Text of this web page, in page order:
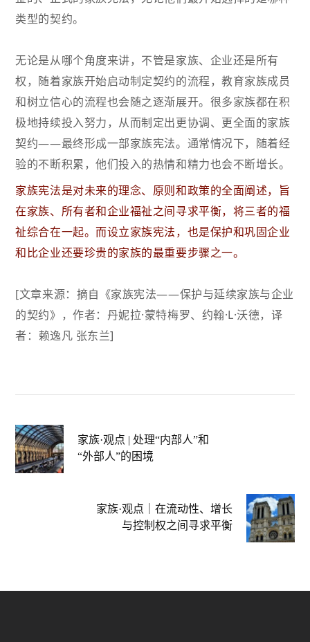
类型的契约。
无论是从哪个角度来讲，不管是家族、企业还是所有
权，随着家族开始启动制定契约的流程，教育家族成员
和树立信心的流程也会随之逐渐展开。很多家族都在积
极地持续投入努力，从而制定出更协调、更全面的家族
契约——最终形成一部家族宪法。通常情况下，随着经
验的不断积累，他们投入的热情和精力也会不断增长。
家族宪法是对未来的理念、原则和政策的全面阐述，旨
在家族、所有者和企业福祉之间寻求平衡，将三者的福
祉综合在一起。而设立家族宪法，也是保护和巩固企业
和比企业还要珍贵的家族的最重要步骤之一。
[文章来源：摘自《家族宪法——保护与延续家族与企业
的契约》，作者：丹妮拉·蒙特梅罗、 约翰·L·沃德，译
者： 赖逸凡 张东兰]
家族·观点 | 处理“内部人”和
“外部人”的困境
家族·观点｜在流动性、增长
与控制权之间寻求平衡